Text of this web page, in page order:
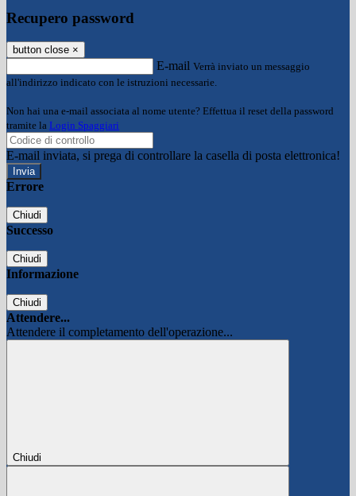
Recupero password
button close ×
E-mail Verrà inviato un messaggio
all'indirizzo indicato con le istruzioni necessarie.
Non hai una e-mail associata al nome utente? Effettua il reset della password
tramite la Login Spaggiari
E-mail inviata, si prega di controllare la casella di posta elettronica!
Errore
Chiudi
Successo
Chiudi
Informazione
Chiudi
Attendere...
Attendere il completamento dell'operazione...
Chiudi